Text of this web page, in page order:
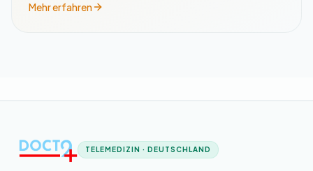
Mehr erfahren
TELEMEDIZIN · DEUTSCHLAND